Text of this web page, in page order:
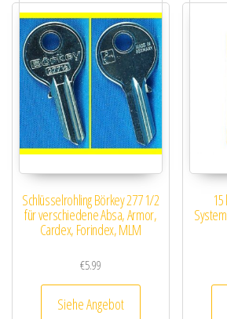
Schlüsselrohling Börkey 277 1/2
für verschiedene Absa, Armor,
Cardex, Forindex, MLM
€5.99
Siehe Angebot
15